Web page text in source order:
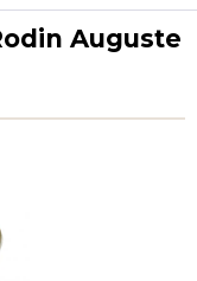
Auguste